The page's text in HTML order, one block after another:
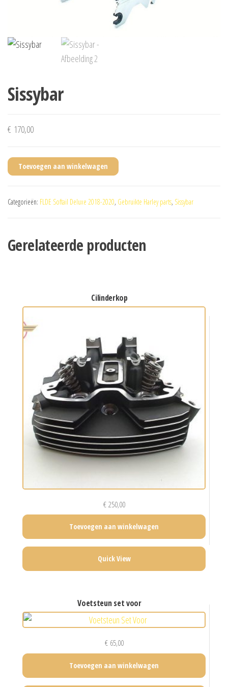
Sissybar
€ 170,00
Toevoegen aan winkelwagen
Categorieën: FLDE Softail Deluxe 2018-2020, Gebruikte Harley parts, Sissybar
Gerelateerde producten
cilinderkop
€250,00
Toevoegen aan winkelwagen
Quick View
voetsteun set voor
€65,00
Toevoegen aan winkelwagen